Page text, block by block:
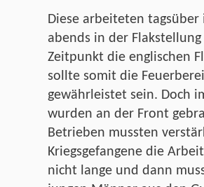
Diese arbeiteten
abends in der
Zeitpunkt die englischen
sollte somit die
gewährleistet sein. Doch
wurden an der Front
Betrieben mussten
Kriegsgefangene die
nicht lange und dann